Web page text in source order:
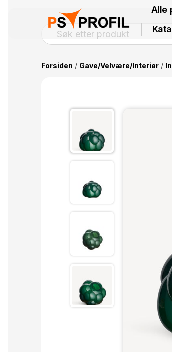
Alle
Forsiden / Gave/Velvære/Interiør/